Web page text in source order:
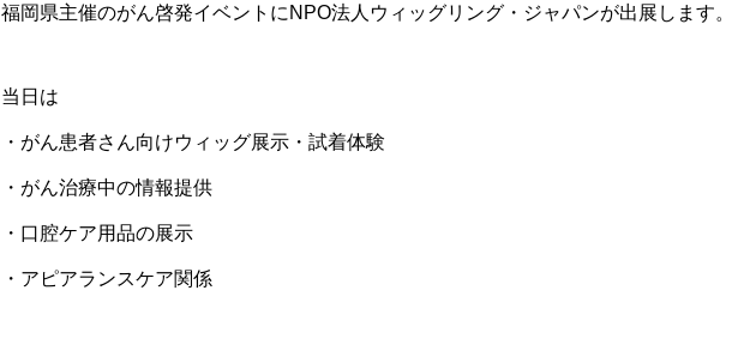
福岡県主催のがん啓発イベントにNPO法人ウィッグリング・ジャパンが出展します
当日は
・がん患者さん向けウィッグ展示・試着体験
・がん治療中の情報提供
・口腔ケア用品の展示
・アピアランスケア関係